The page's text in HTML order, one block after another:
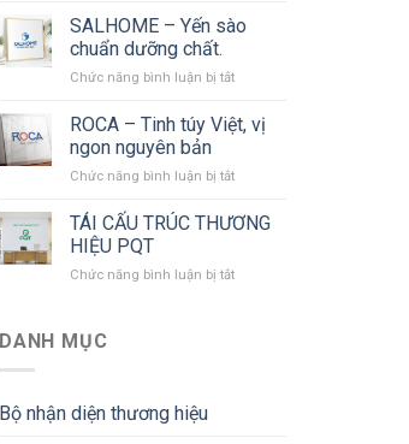
cấu
vị
hiệu
SALHOME – Yến sào
chuẩn dưỡng chất.
Chức năng bình luận bị tắtở
–
Yến
chuẩn
chất.
ROCA – Tinh túy Việt, vị
ngon nguyên bản
Chức năng bình luận bị tắtở
–
Tinh
Việt,
TÁI CẤU TRÚC THƯƠNG
HIỆU PQT
Chức năng bình luận bị tắtở
DANH MỤC
Bộ nhận diện thương hiệu